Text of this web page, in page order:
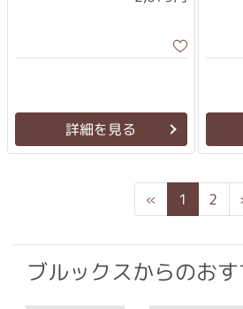
詳細を見る
« Previous
1 2
ブルックスからのお